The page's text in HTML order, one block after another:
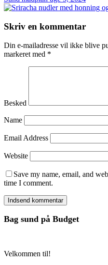
Skriv en kommentar
Din e-mailadresse vil ikke blive
markeret med *
Besked
Name
Email Address
Website
Save my name, email, and
time I comment.
Bag sund på Budget
Velkommen til!